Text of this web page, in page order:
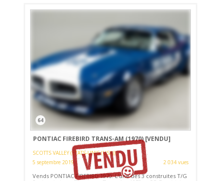
64
PONTIAC FIREBIRD TRANS-AM (1970)[VENDU]
SCOTTS VALLEY (ETATS-UNIS (USA))
5 septembre 2019
2 034 vues
Vends PONTIAC FIREBIRD 1970. L'une des 3 construites T/G